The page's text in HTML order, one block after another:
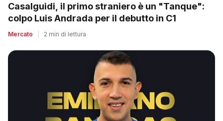
Casalguidi, il primo straniero è un "Tanque":
colpo Luis Andrada per il debutto in C1
Mercato 2 min di lettura